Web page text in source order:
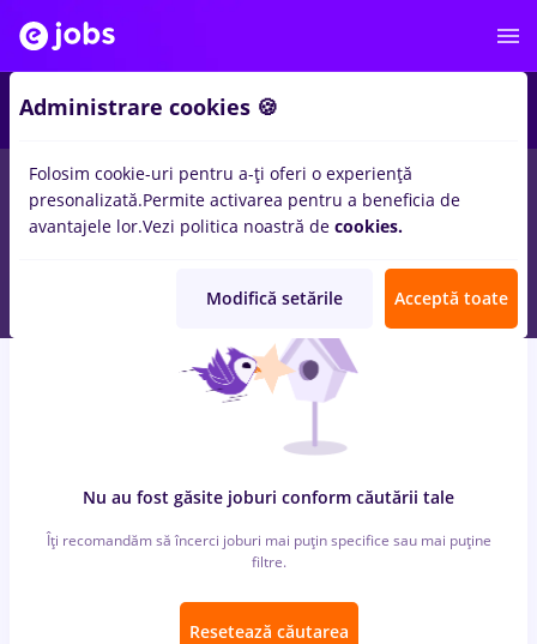
locuri de muncalivrator, Full time in Strainatate
Entry-Level (< 2 ani)inTransport / Distributie, Medicina /
Sanatate
Nu au fost găsite joburi conform căutării tale
Îți recomandăm să încerci joburi mai puțin specifice sau mai puține
filtre.
Resetează căutarea
Administrare cookies 🍪
Folosim cookie-uri pentru a-ți oferi o experiență
presonalizată.Permite activarea pentru a beneficia de
avantajele lor.Vezi politica noastră de cookies.
Modifică setările Acceptă toate